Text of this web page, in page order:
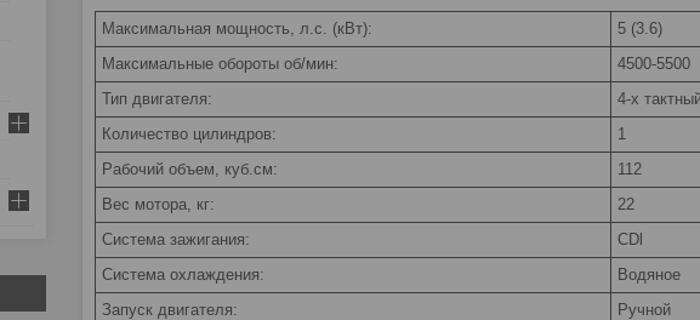
Максимальная мощность, л.с. (кВт):
5 (3.6)
Максимальные обороты об/мин:
4500-5500
Тип двигателя:
4-х
Количество цилиндров:
1
Рабочий объем, куб.см:
112
Вес мотора, кг:
22
Система зажигания:
CDl
Система охлаждения:
Водяное
Запуск двигателя:
Ручной